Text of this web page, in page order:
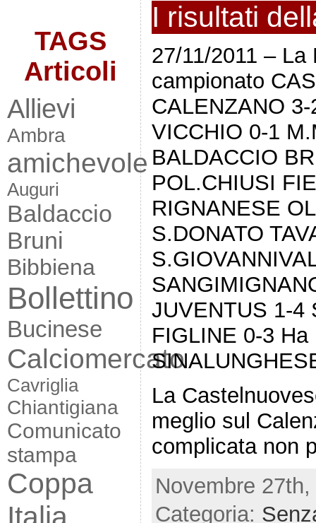
TAGS
Articoli
Allievi
Ambra
amichevole
Auguri
Baldaccio
Bruni
Bibbiena
Bollettino
Bucinese
Calciomercato
Cavriglia
Chiantigiana
Comunicato
stampa
Coppa
I risultati
27/11/2011 – La
campionato
CALENZANO
VICCHIO 0-1
BALDACCIO
POL.CHIUSI
RIGNANESE
S.DONATO
JUVENTUS 1-4
FIGLINE 0-3 Ha
La
meglio sul
complicata non
Novembre
Categoria: